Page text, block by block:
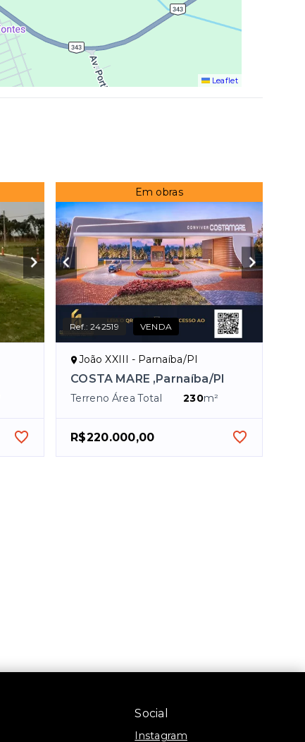
Leaflet
Em obras
Ref.:242519 VENDA
João XXIII - Parnaíba/PI
COSTA MARE ,Parnaíba/PI
Terreno Área Total 230m²
R$220.000,00
Social
Instagram